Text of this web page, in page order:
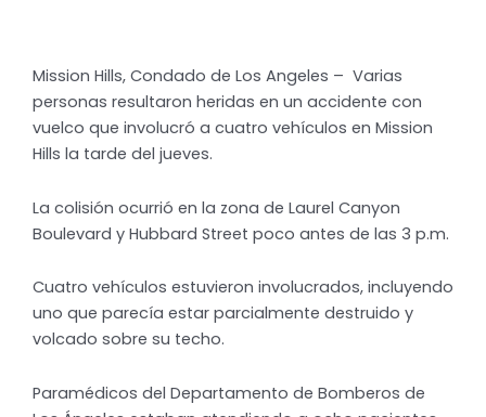
Mission Hills, Condado de Los Angeles – Varias
personas resultaron heridas en un accidente con
vuelco que involucró a cuatro vehículos en Mission
Hills la tarde del jueves.
La colisión ocurrió en la zona de Laurel Canyon
Boulevard y Hubbard Street poco antes de las 3 p.m.
Cuatro vehículos estuvieron involucrados, incluyendo
uno que parecía estar parcialmente destruido y
volcado sobre su techo.
Paramédicos del Departamento de Bomberos de